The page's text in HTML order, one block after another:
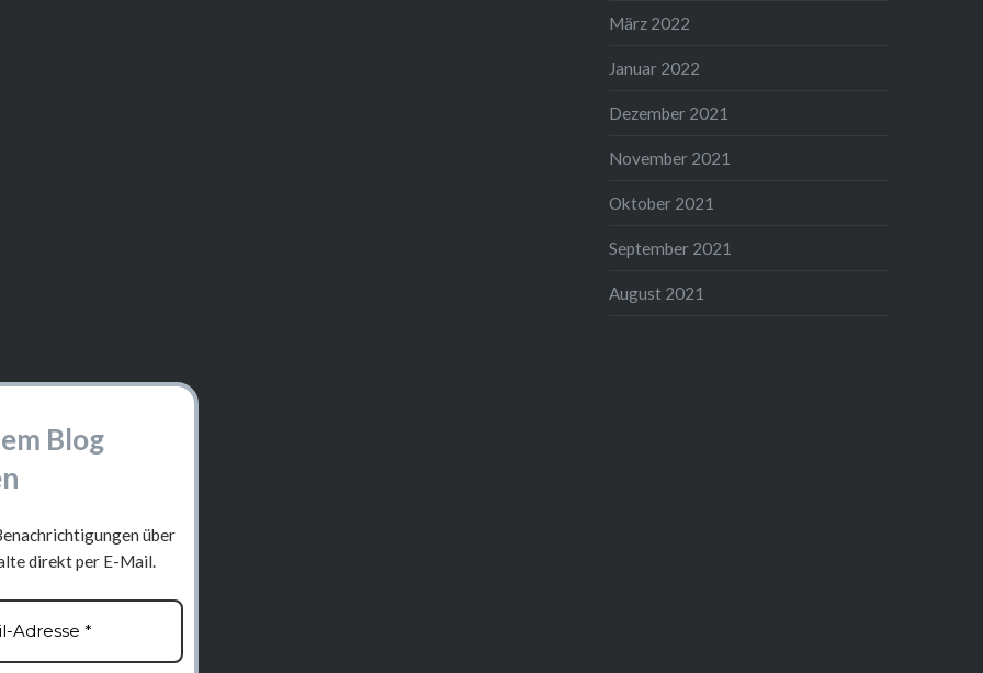
März 2022
Januar 2022
Dezember 2021
November 2021
Oktober 2021
September 2021
August 2021
Blog
über
direkt per E-Mail.